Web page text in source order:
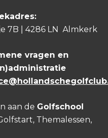
7B | 4286 LN Almkerk
vragen en
aan de Golfschool
Themalessen,